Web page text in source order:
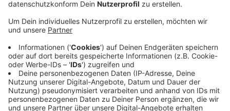
Die Daten daraus dienen am Ende auch der Stadt
Mönchengladbach bei ihren Planungen. NRW-weit
werden jetzt 80.000 Fragebögen an zufällige
Haushalte verschickt. Darin wird zum Beispiel nach der
Wohnsituation, dem Job und dem Einkommen gefragt.
Aber auch wie die Menschen ihre Kinder betreuen oder
wie gut der Internetzugang zuhause ist. Die